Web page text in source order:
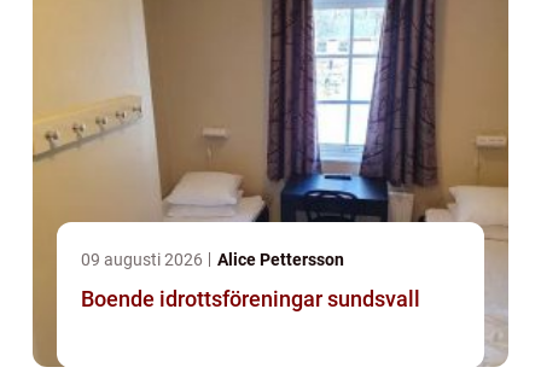
09 augusti 2026 Alice Pettersson
Boende idrottsföreningar sundsvall